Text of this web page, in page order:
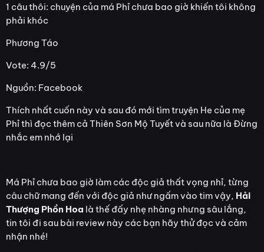
1 câu thôi: chuyện của má Phỉ chưa bao giờ khiến tôi không
phải khóc
Phương Táo
Vote: 4.9/5
Nguồn: Facebook
Thích nhất cuốn này và sau đó mới tìm truyện He của mẹ
Phỉ thì đọc thêm cả Thiên Sơn Mộ Tuyết và sau nữa là Đừng
nhắc em nhớ lại
Má Phỉ chưa bao giờ làm các độc giả thất vọng nhỉ, từng
câu chữ mang đến với độc giả như ngấm vào tim vậy, Hải
Thượng Phồn Hoa là thế đấy nhẹ nhàng nhưng sâu lắng,
tin tôi đi sau bài review này các bạn hãy thử đọc và cảm
nhận nhé!